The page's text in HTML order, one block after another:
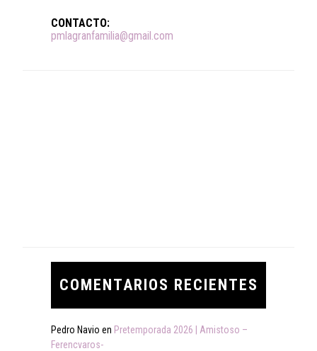
CONTACTO:
pmlagranfamilia@gmail.com
COMENTARIOS RECIENTES
Pedro Navio en Pretemporada 2026 | Amistoso –
Ferencvaros-